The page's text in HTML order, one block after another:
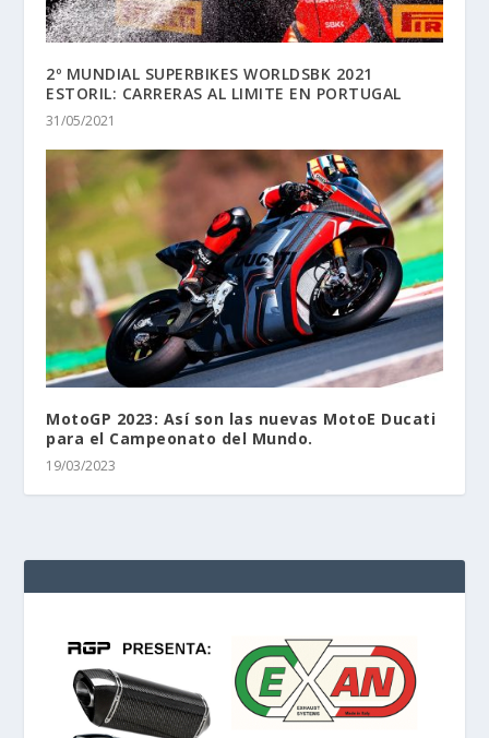
2º MUNDIAL SUPERBIKES WORLDSBK 2021
ESTORIL: CARRERAS AL LIMITE EN PORTUGAL
31/05/2021
MotoGP 2023: Así son las nuevas MotoE Ducati
para el Campeonato del Mundo.
19/03/2023